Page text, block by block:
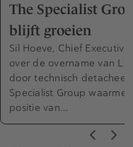
The Specialist
blijft groeien
Sil Hoeve, Chief Executive
over de overname van
door technisch
Specialist Group
positie van…